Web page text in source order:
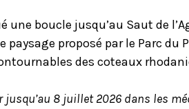
boucle jusqu’au Saut de
paysage proposé par le Parc
des coteaux
jusqu’au 8 juillet 2026 dans les